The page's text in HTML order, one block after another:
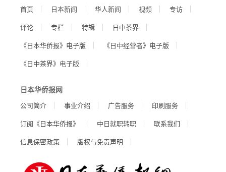
首页 日本新闻 华人新闻 视频
专访
评论
专栏 特辑
日中茶界
《日本华侨报》电子版
《日中经营者》电子版
《日中茶界》电子版
日本华侨报网
公司简介 事业介绍 广告服务
印刷服务
订阅《日本华侨报》
中日就职转职
联系我们
信息保密政策
版权与免责声明